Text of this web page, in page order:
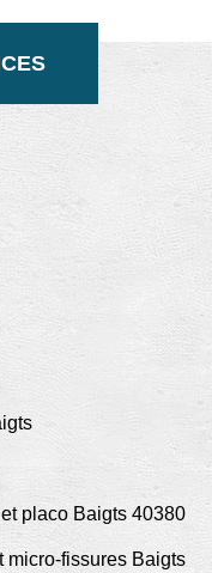
placo Baigts 40380
micro-fissures Baigts